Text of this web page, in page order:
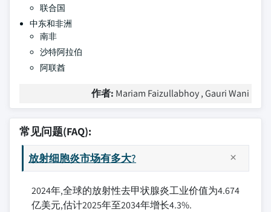
联合国
中东和非洲
南非
沙特阿拉伯
阿联酋
作者: Mariam Faizullabhoy , Gauri Wani
常见问题(FAQ):
放射细胞炎市场有多大?
2024年,全球的放射性去甲状腺炎工业价值为4.674
亿美元,估计2025年至2034年增长4.3%.